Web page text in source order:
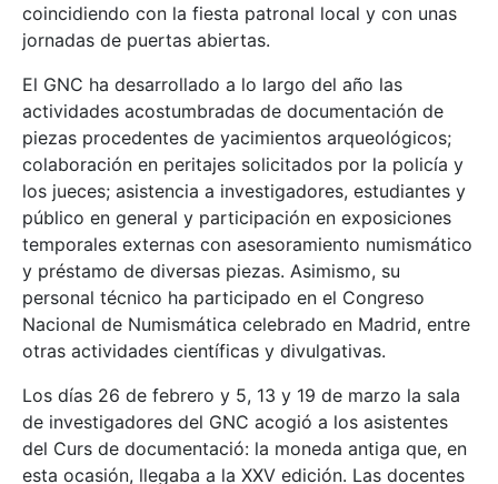
coincidiendo con la fiesta patronal local y con unas
jornadas de puertas abiertas.
El GNC ha desarrollado a lo largo del año las
actividades acostumbradas de documentación de
piezas procedentes de yacimientos arqueológicos;
colaboración en peritajes solicitados por la policía y
los jueces; asistencia a investigadores, estudiantes y
público en general y participación en exposiciones
temporales externas con asesoramiento numismático
y préstamo de diversas piezas. Asimismo, su
personal técnico ha participado en el Congreso
Nacional de Numismática celebrado en Madrid, entre
otras actividades científicas y divulgativas.
Los días 26 de febrero y 5, 13 y 19 de marzo la sala
de investigadores del GNC acogió a los asistentes
del Curs de documentació: la moneda antiga que, en
esta ocasión, llegaba a la XXV edición. Las docentes